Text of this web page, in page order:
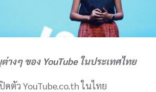
งๆ ของ YouTube ในประเทศไทย
ดตัว YouTube.co.th ในไทย